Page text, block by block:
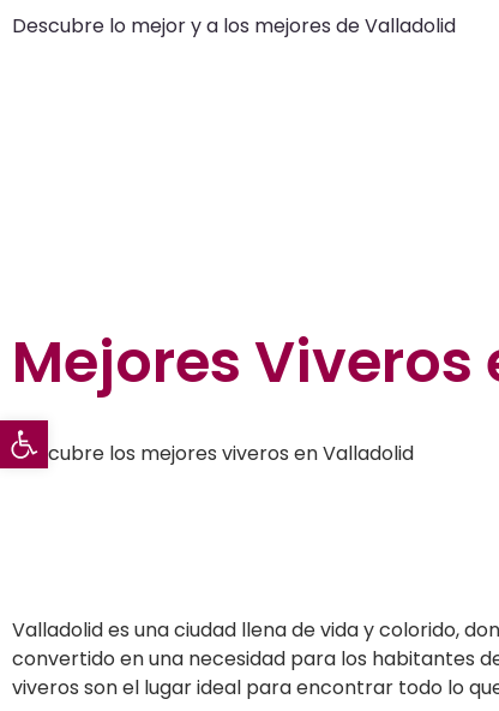
Abrir barra de herramientas
Descubre lo mejor y a los mejores de Valladolid
Mejores
Descubre los mejores viveros en Valladolid
Valladolid es una ciudad llena de vida y colorido,
convertido en una necesidad para los habitantes
viveros son el lugar ideal para encontrar todo lo